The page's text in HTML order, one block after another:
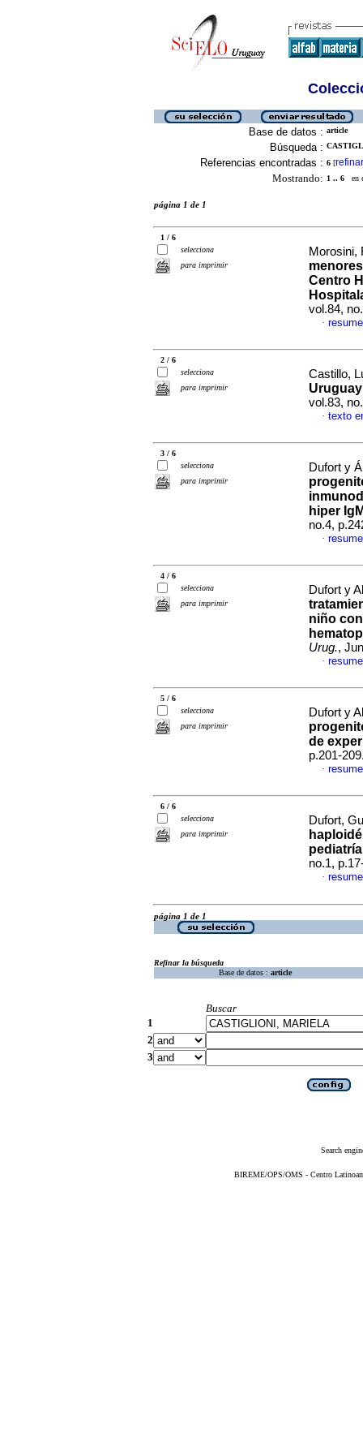
Base de datos : article
Búsqueda :
Referencias encontradas : 6 [refinar
Mostrando: 1 .. 6 en
página 1 de 1
1 / 6
selecciona
para imprimir
Morosini,
Centro
vol.84,
·
2 / 6
selecciona
para imprimir
Castillo,
Uruguay
vol.83,
· texto
3 / 6
selecciona
para imprimir
Dufort y
hiper
no.4,
·
4 / 6
selecciona
para imprimir
Dufort y
niño
Urug.,
·
5 / 6
selecciona
para imprimir
Dufort y
de
p.201-
·
6 / 6
selecciona
para imprimir
Dufort,
no.1,
·
página 1 de 1
Refinar la búsqueda
Base de datos : article
Buscar
1
2
3
Search
BIREME/OPS/OMS - Centro